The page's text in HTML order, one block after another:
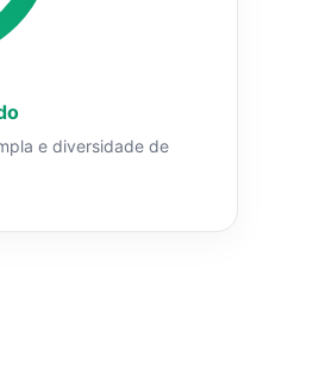
e diversidade de